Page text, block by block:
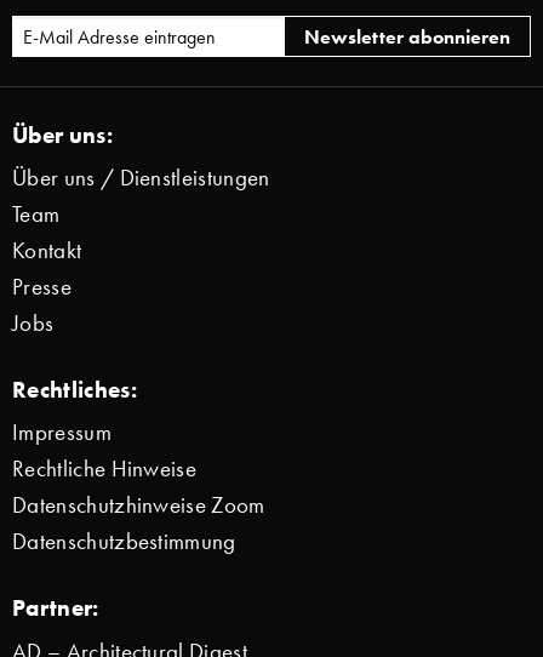
Über uns:
Über uns / Dienstleistungen
Team
Kontakt
Presse
Jobs
Rechtliches:
Impressum
Rechtliche Hinweise
Datenschutzhinweise Zoom
Datenschutzbestimmung
Partner:
AD – Architectural Digest